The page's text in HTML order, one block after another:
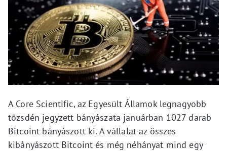
A Core Scientific, az Egyesült Államok legnagyobb
tőzsdén jegyzett bányászata januárban 1027 darab
Bitcoint bányászott ki. A vállalat az összes
kibányászott Bitcoint és még néhányat mind egy